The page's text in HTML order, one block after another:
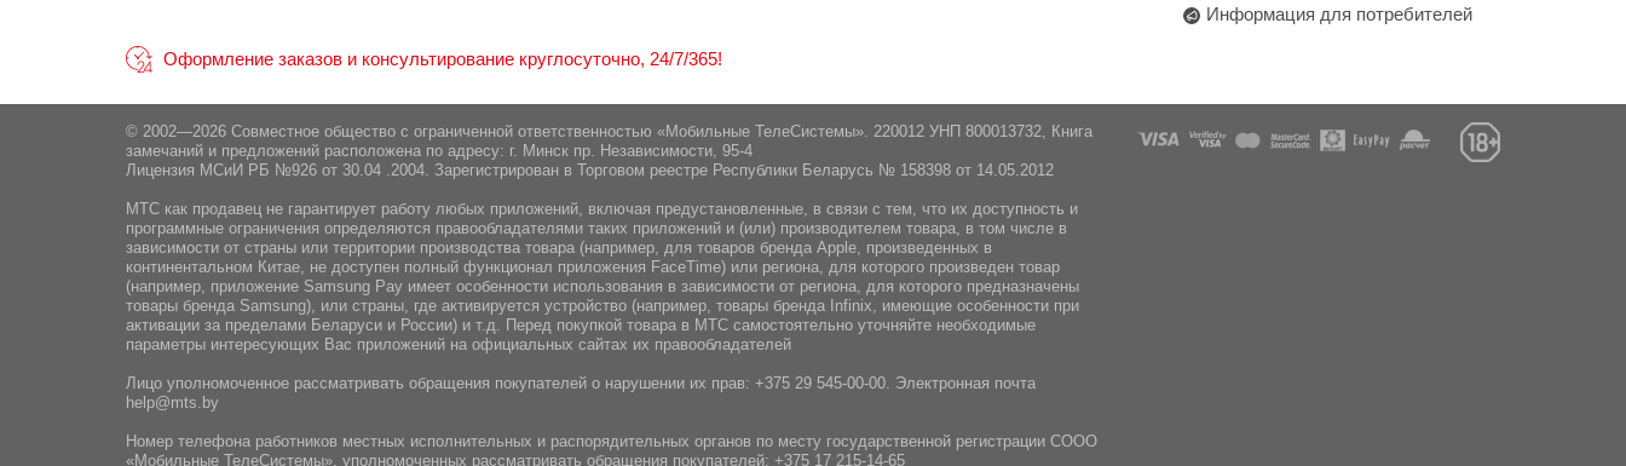
Информация для потребителей
Оформление заказов и консультирование круглосуточно, 24/7/365!
© 2002—2026 Совместное общество с ограниченной ответственностью «Мобильные ТелеСистемы». 220012 УНП 800013732, Книга
замечаний и предложений расположена по адресу: г. Минск пр. Независимости, 95-4
Лицензия МСиИ РБ №926 от 30.04 .2004. Зарегистрирован в Торговом реестре Республики Беларусь № 158398 от 14.05.2012
МТС как продавец не гарантирует работу любых приложений, включая предустановленные, в связи с тем, что их доступность и
программные ограничения определяются правообладателями таких приложений и (или) производителем товара, в том числе в
зависимости от страны или территории производства товара (например, для товаров бренда Apple, произведенных в
континентальном Китае, не доступен полный функционал приложения FaceTime) или региона, для которого произведен товар
(например, приложение Samsung Pay имеет особенности использования в зависимости от региона, для которого предназначены
товары бренда Samsung), или страны, где активируется устройство (например, товары бренда Infiniх, имеющие особенности при
активации за пределами Беларуси и России) и т.д. Перед покупкой товара в МТС самостоятельно уточняйте необходимые
параметры интересующих Вас приложений на официальных сайтах их правообладателей
Лицо уполномоченное рассматривать обращения покупателей о нарушении их прав: +375 29 545-00-00. Электронная почта
help@mts.by
Номер телефона работников местных исполнительных и распорядительных органов по месту государственной регистрации СООО
«Мобильные ТелеСистемы», уполномоченных рассматривать обращения покупателей: +375 17 215-14-65